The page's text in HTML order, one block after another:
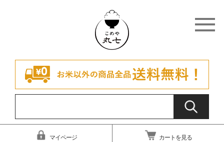
マイページ カートを見る